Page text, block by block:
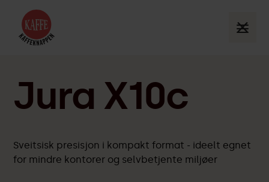
Jura X10c
Sveitsisk presisjon i kompakt format - ideelt egnet
for mindre kontorer og selvbetjente miljøer